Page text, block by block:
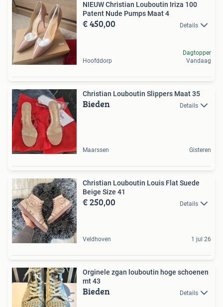
NIEUW Christian Louboutin Iriza 100
Patent Nude Pumps Maat 4
€ 450,00 Details
Hoofddorp
Dagtopper
Vandaag
Christian Louboutin Slippers Maat 35
Bieden Details
Maarssen Gisteren
Christian Louboutin Louis Flat Suede
Beige Size 41
€ 250,00 Details
Veldhoven 1 jul 26
Orginele zgan louboutin hoge schoenen
mt 43
Bieden Details